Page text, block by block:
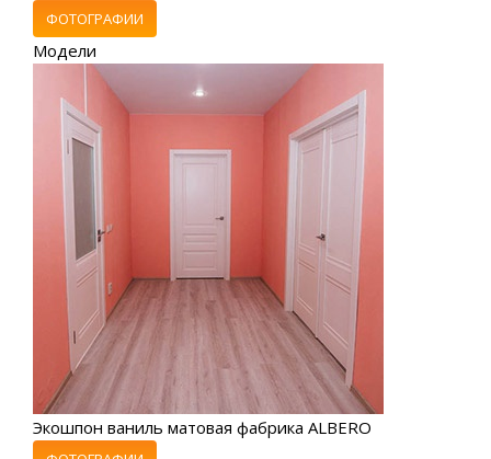
ФОТОГРАФИИ
Модели
Экошпон ваниль матовая фабрика ALBERO